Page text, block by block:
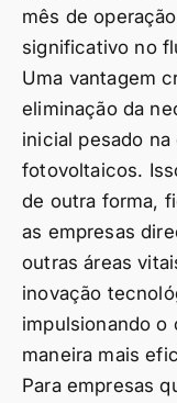
mês de
significativo no
Uma vantagem
eliminação da
inicial pesado
fotovoltaicos.
de outra forma,
as empresas
outras áreas
inovação
impulsionando
maneira mais
Para empresas